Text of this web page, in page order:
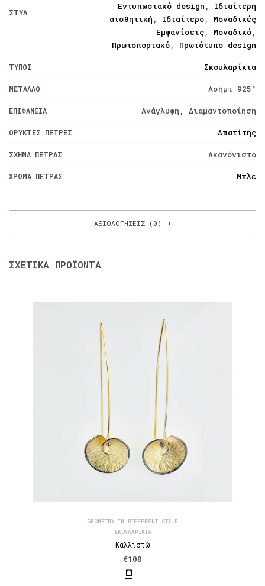
ΣΤΥΛ
Εντυπωσιακό design , Ιδιαίτερη
αισθητική , Ιδιαίτερο, Μοναδικές
Εμφανίσεις, Μοναδικό,
Πρωτοποριακό, Πρωτότυπο design
ΤΎΠΟΣ Σκουλαρίκια
ΜΈΤΑΛΛΟ Ασήμι 925°
ΕΠΙΦΆΝΕΙΑ Ανάγλυφη, Διαμαντοποίηση
ΟΡΥΚΤΈΣ ΠΈΤΡΕΣ Απατίτης
ΣΧΉΜΑ ΠΈΤΡΑΣ Ακανόνιστο
ΧΡΏΜΑ ΠΈΤΡΑΣ Μπλε
ΑΞΙΟΛΟΓΉΣΕΙΣ (0)
ΣΧΕΤΙΚΆ ΠΡΟΪΌΝΤΑ
GEOMETRY IN DIFFERENT STYLE
ΣΚΟΥΛΑΡΊΚΙΑ
Καλλιστώ
€100